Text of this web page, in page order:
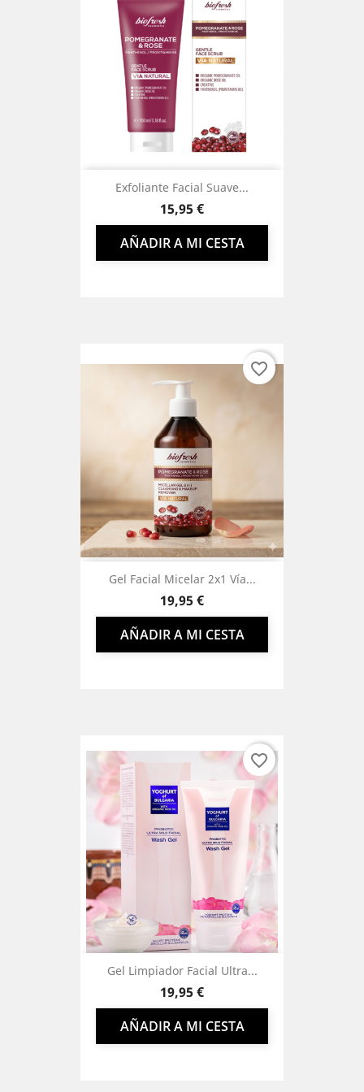
Exfoliante Facial Suave...
Precio
15,95 €
AÑADIR A MI CESTA
Gel Facial Micelar 2x1 Vía...
Precio
19,95 €
AÑADIR A MI CESTA
favorite_border
Gel Limpiador Facial Ultra...
Precio
19,95 €
AÑADIR A MI CESTA
favorite_border